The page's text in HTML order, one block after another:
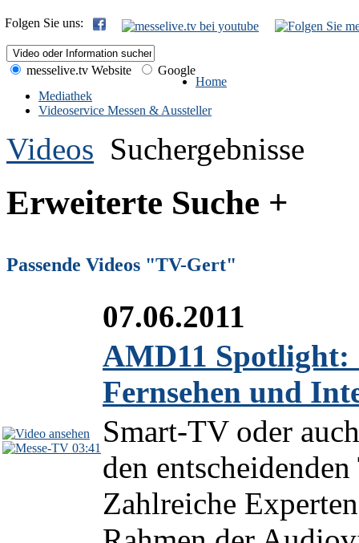
Folgen Sie uns:
messelive.tv Website
Google
Home
Mediathek
Videoservice Messen & Aussteller
Videos Suchergebnisse
Erweiterte Suche +
Passende Videos "TV-Gert"
03:41
07.06.2011
AMD11 Spotlight:
Fernsehen und
Smart-TV oder
den
Zahlreiche